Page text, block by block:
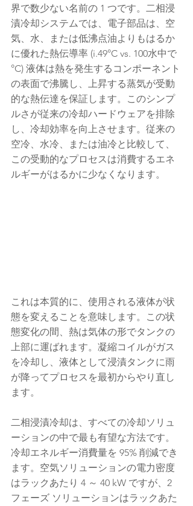
界で数少ない名前の 1 つです。二相浸
漬冷却システムでは、電子部品は、空
気、水、または低沸点油よりもはるか
に優れた熱伝導率 (i.49°C vs. 100水中で
°C) 液体は熱を発生するコンポーネント
の表面で沸騰し、上昇する蒸気が受動
的な熱伝達を保証します。このシンプ
ルさが従来の冷却ハードウェアを排除
し、冷却効率を向上させます。従来の
空冷、水冷、または油冷と比較して、
この受動的なプロセスは消費するエネ
ルギーがはるかに少なくなります。
これは本質的に、使用される液体が状
態を変えることを意味します。この状
態変化の間、熱は気体の形でタンクの
上部に運ばれます。凝縮コイルがガス
を冷却し、液体として浸漬タンクに雨
が降ってプロセスを最初からやり直し
ます。
二相浸漬冷却は、すべての冷却ソリュ
ーションの中で最も有望な方法です。
冷却エネルギー消費量を 95% 削減でき
ます。空気ソリューションの電力密度
はラックあたり 4 ～ 40 kW ですが、2
フェーズ ソリューションはラックあた